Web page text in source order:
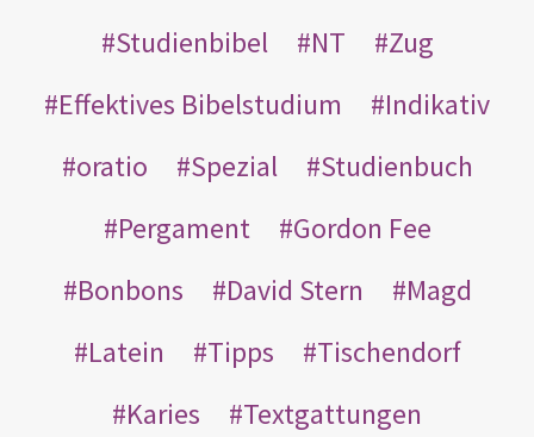
Studienbibel
NT
Zug
Effektives Bibelstudium
Indikativ
oratio
Spezial
Studienbuch
Pergament
Gordon Fee
Bonbons
David Stern
Magd
Latein
Tipps
Tischendorf
Karies
Textgattungen